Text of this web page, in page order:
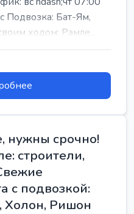
Подвозка: Бат-Ям,
ходом: Рамле...
нужны срочно!
строители,
с подвозкой:
Холон, Ришон